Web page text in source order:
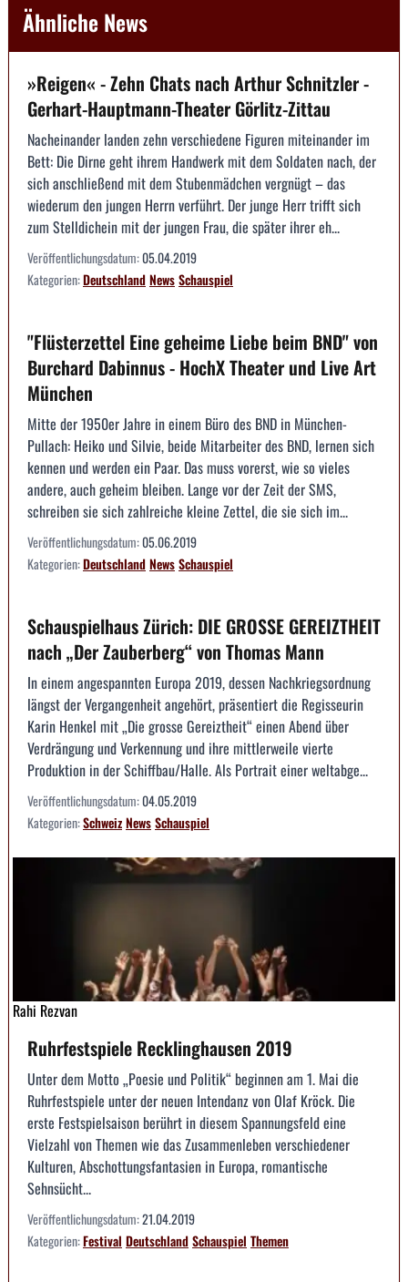
Ähnliche News
»Reigen« - Zehn Chats nach Arthur Schnitzler -
Gerhart-Hauptmann-Theater Görlitz-Zittau
Nacheinander landen zehn verschiedene Figuren miteinander im
Bett: Die Dirne geht ihrem Handwerk mit dem Soldaten nach, der
sich anschließend mit dem Stubenmädchen vergnügt – das
wiederum den jungen Herrn verführt. Der junge Herr trifft sich
zum Stelldichein mit der jungen Frau, die später ihrer eh...
Veröffentlichungsdatum:05.04.2019
Kategorien:DeutschlandNewsSchauspiel
"Flüsterzettel Eine geheime Liebe beim BND" von
Burchard Dabinnus - HochX Theater und Live Art
München
Mitte der 1950er Jahre in einem Büro des BND in München-
Pullach: Heiko und Silvie, beide Mitarbeiter des BND, lernen sich
kennen und werden ein Paar. Das muss vorerst, wie so vieles
andere, auch geheim bleiben. Lange vor der Zeit der SMS,
schreiben sie sich zahlreiche kleine Zettel, die sie sich im...
Veröffentlichungsdatum:05.06.2019
Kategorien:DeutschlandNewsSchauspiel
Schauspielhaus Zürich: DIE GROSSE GEREIZTHEIT
nach „Der Zauberberg“ von Thomas Mann
In einem angespannten Europa 2019, dessen Nachkriegsordnung
längst der Vergangenheit angehört, präsentiert die Regisseurin
Karin Henkel mit „Die grosse Gereiztheit“ einen Abend über
Verdrängung und Verkennung und ihre mittlerweile vierte
Produktion in der Schiffbau/Halle. Als Portrait einer weltabge...
Veröffentlichungsdatum:04.05.2019
Kategorien:SchweizNewsSchauspiel
Rahi Rezvan
Ruhrfestspiele Recklinghausen 2019
Unter dem Motto „Poesie und Politik“ beginnen am 1. Mai die
Ruhrfestspiele unter der neuen Intendanz von Olaf Kröck. Die
erste Festspielsaison berührt in diesem Spannungsfeld eine
Vielzahl von Themen wie das Zusammenleben verschiedener
Kulturen, Abschottungsfantasien in Europa, romantische
Sehnsücht...
Veröffentlichungsdatum:21.04.2019
Kategorien:Festival DeutschlandSchauspiel Themen